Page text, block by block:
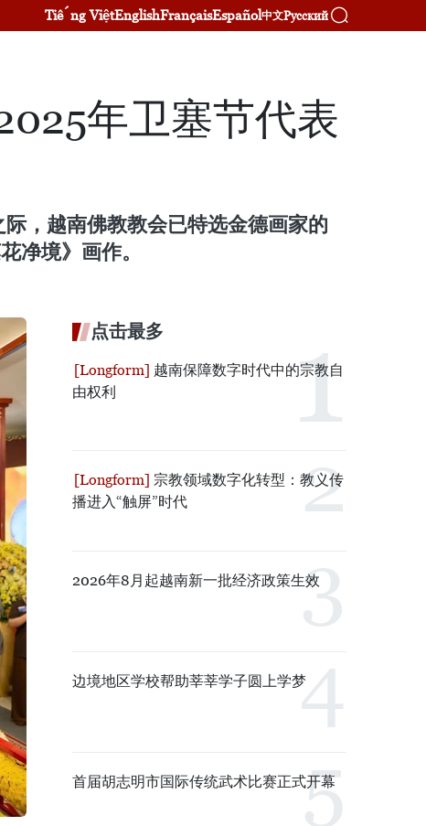
Tiếng ViệtEnglishFrançaisEspañol中文Русский
年卫塞节代表
，越南佛教教会已特选金德画家的
净境》画作。
点击最多
越南保障数字时代中的宗教自
由权利
宗教领域数字化转型：教义传
播进入“触屏”时代
2026年8月起越南新一批经济政策生效
边境地区学校帮助莘莘学子圆上学梦
首届胡志明市国际传统武术比赛正式开幕